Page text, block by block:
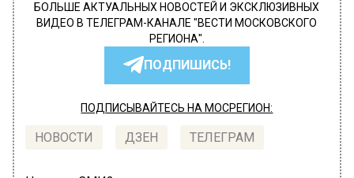
БОЛЬШЕ АКТУАЛЬНЫХ НОВОСТЕЙ И ЭКСКЛЮЗИВНЫХ
ВИДЕО В ТЕЛЕГРАМ-КАНАЛЕ "ВЕСТИ МОСКОВСКОГО
РЕГИОНА".
ПОДПИШИСЬ!
ПОДПИСЫВАЙТЕСЬ НА МОСРЕГИОН:
НОВОСТИ ДЗЕН ТЕЛЕГРАМ